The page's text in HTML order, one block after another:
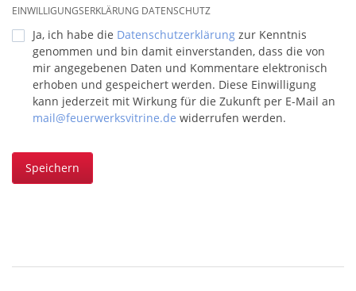
EINWILLIGUNGSERKLÄRUNG DATENSCHUTZ
Ja, ich habe die Datenschutzerklärung zur Kenntnis
genommen und bin damit einverstanden, dass die von
mir angegebenen Daten und Kommentare elektronisch
erhoben und gespeichert werden. Diese Einwilligung
kann jederzeit mit Wirkung für die Zukunft per E-Mail an
mail@feuerwerksvitrine.de widerrufen werden.
Speichern